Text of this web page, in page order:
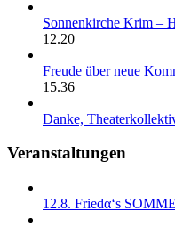
Sonnenkirche Krim –
12.20
Freude über neue
15.36
Danke,
Veranstaltungen
12.8. Friedα‘s